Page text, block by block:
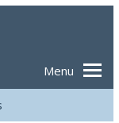
Menu